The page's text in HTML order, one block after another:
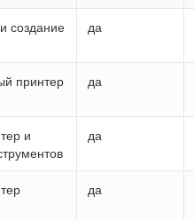
создание
да
принтер да
и
да
да